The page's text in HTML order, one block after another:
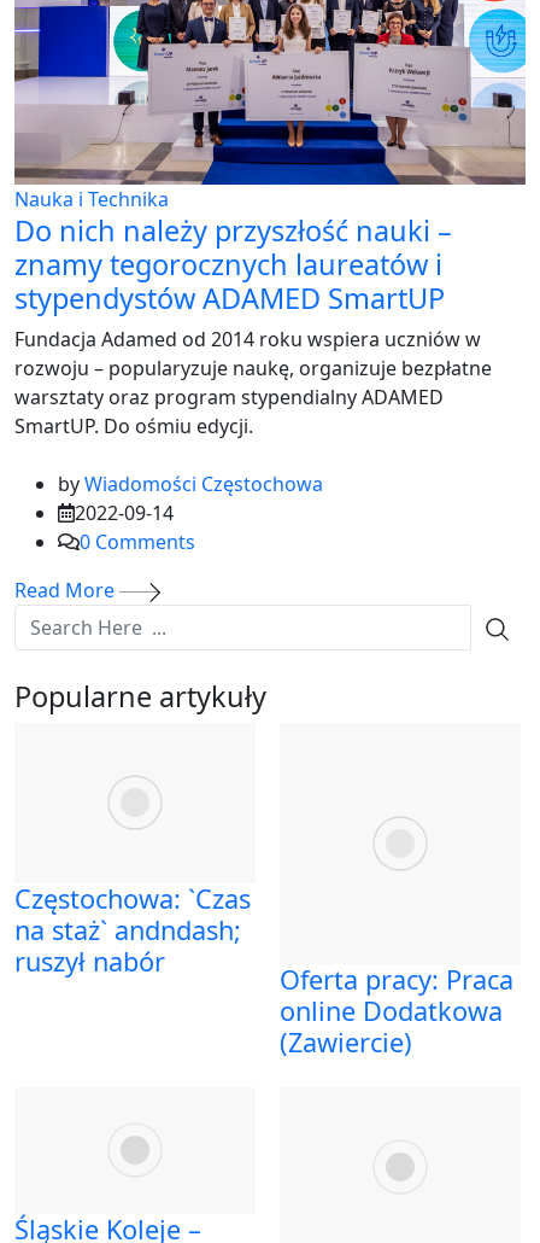
Nauka i Technika
Do nich należy przyszłość nauki –
znamy tegorocznych laureatów i
stypendystów ADAMED SmartUP
Fundacja Adamed od 2014 roku wspiera uczniów w
rozwoju – popularyzuje naukę, organizuje bezpłatne
warsztaty oraz program stypendialny ADAMED
SmartUP. Do ośmiu edycji.
byWiadomości Częstochowa
2022-09-14
0 Comments
Read More
Popularne artykuły
Częstochowa: `Czas
na staż` andndash;
ruszył nabór
Oferta pracy: Praca
online Dodatkowa
(Zawiercie)
Śląskie Koleje –